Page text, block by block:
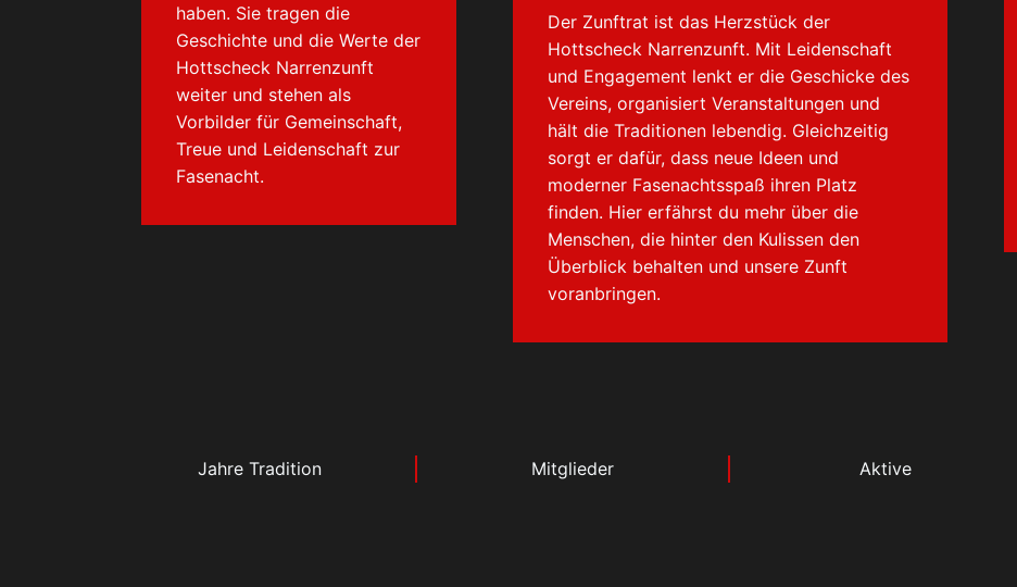
haben. Sie tragen die
Geschichte und die Werte der
Hottscheck Narrenzunft
weiter und stehen als
Vorbilder für Gemeinschaft,
Treue und Leidenschaft zur
Fasenacht.
Der Zunftrat ist das Herzstück der
Hottscheck Narrenzunft. Mit Leidenschaft
und Engagement lenkt er die Geschicke des
Vereins, organisiert Veranstaltungen und
hält die Traditionen lebendig. Gleichzeitig
sorgt er dafür, dass neue Ideen und
moderner Fasenachtsspaß ihren Platz
finden. Hier erfährst du mehr über die
Menschen, die hinter den Kulissen den
Überblick behalten und unsere Zunft
voranbringen.
Jahre Tradition Mitglieder Aktive